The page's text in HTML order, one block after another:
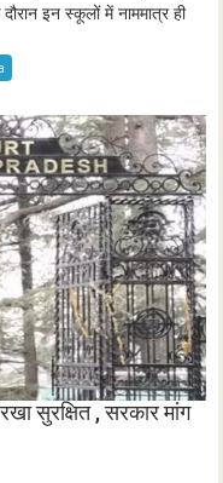
इन स्कूलों में नाममात्र ही
सुरक्षित , सरकार मांग